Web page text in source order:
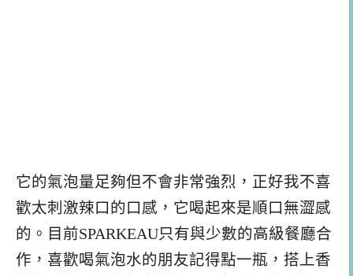
它的氣泡量足夠但不會非常強烈，正好我不喜
歡太刺激辣口的口感，它喝起來是順口無澀感
的。目前SPARKEAU只有與少數的高級餐廳合
作，喜歡喝氣泡水的朋友記得點一瓶，搭上香